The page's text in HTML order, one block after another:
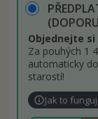
Objednejte
Za pouhých 1
automaticky
starostí!
Jak to